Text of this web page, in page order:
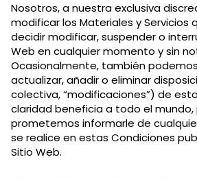
Nosotros, a nuestra exclusiva
modificar los Materiales y Servicios
decidir modificar, suspender o
Web en cualquier momento y sin
Ocasionalmente, también
actualizar, añadir o eliminar
colectiva, “modificaciones”) de
claridad beneficia a todo el mundo,
prometemos informarle de
se realice en estas Condiciones
Sitio Web.